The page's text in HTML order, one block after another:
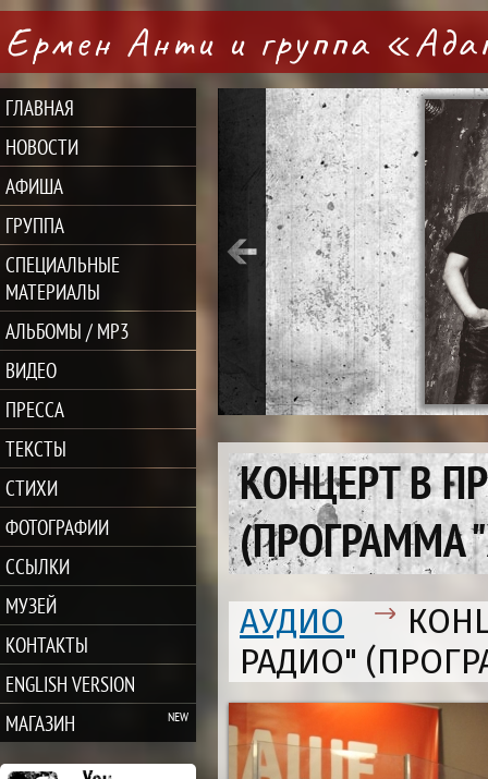
Ермен Анти и группа
ГЛАВНАЯ
НОВОСТИ
АФИША
ГРУППА
СПЕЦИАЛЬНЫЕ
МАТЕРИАЛЫ
АЛЬБОМЫ / MP3
ВИДЕО
ПРЕССА
ТЕКСТЫ
СТИХИ
ФОТОГРАФИИ
ССЫЛКИ
МУЗЕЙ
КОНТАКТЫ
ENGLISH VERSION
МАГАЗИН
КОНЦЕРТ В
(ПРОГРАММА
АУДИО
РАДИО"